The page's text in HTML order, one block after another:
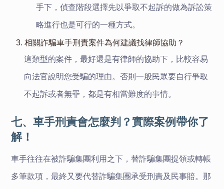
手下，偵查階段選擇先以爭取不起訴的做為訴訟策
略進行也是可行的一種方式。
3. 相關詐騙車手刑責案件為何建議找律師協助？
這類型的案件，最好還是有律師的協助下，比較容易
向法官說明您受騙的理由。否則一般民眾要自行爭取
不起訴或者無罪，都是有相當難度的事情。
七、車手刑責會怎麼判？實際案例帶你了
解！
車手往往在被詐騙集團利用之下，替詐騙集團提領或轉帳
多筆款項，最終又要代替詐騙集團承受刑責及民事賠。那